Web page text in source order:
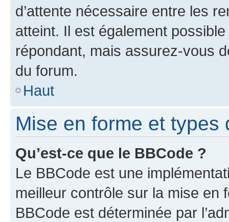
d’attente nécessaire entre les
atteint. Il est également
répondant, mais assurez-vous
du forum.
Haut
Mise en forme et types
Qu’est-ce que le BBCode ?
Le BBCode est une
meilleur contrôle sur la mise en
BBCode est déterminée par